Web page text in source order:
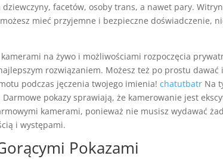
facetów, osoby trans, a nawet pary.
mieć przyjemne i bezpieczne doświadczenie,
na żywo i możliwościami rozpoczęcia
rozwiązaniem. Możesz też po prostu dawać
podczas jęczenia twojego imienia!chatutbatr Na
pokazy sprawiają, że kamerowanie jest
kamerami, ponieważ nie musisz wydawać
i występami.
Pokazami